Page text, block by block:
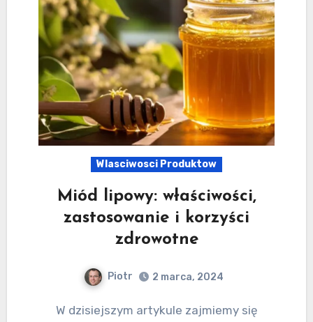
Wlasciwosci Produktow
Miód lipowy: właściwości,
zastosowanie i korzyści
zdrowotne
Piotr 2 marca, 2024
W dzisiejszym artykule zajmiemy się